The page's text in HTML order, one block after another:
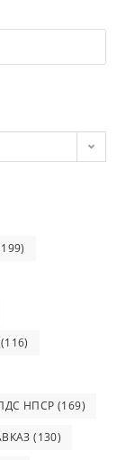
(116)
НПСР (169)
(130)